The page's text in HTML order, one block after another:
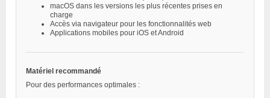
macOS dans les versions les plus récentes prises en
charge
Accès via navigateur pour les fonctionnalités web
Applications mobiles pour iOS et Android
Matériel recommandé
Pour des performances optimales :